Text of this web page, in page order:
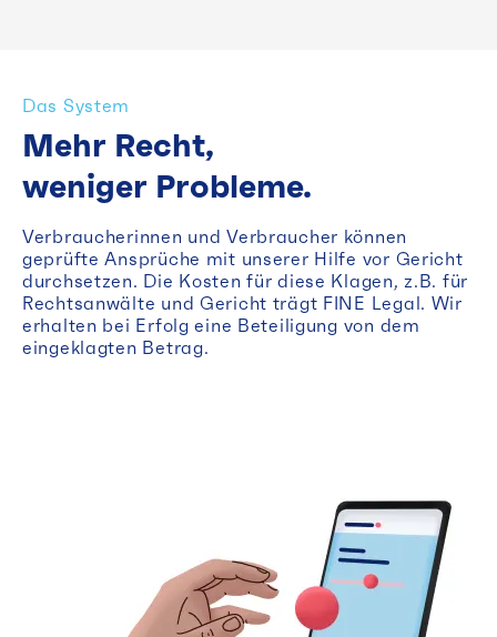
Das System
Mehr Recht,
weniger Probleme.
Verbraucherinnen und Verbraucher können
geprüfte Ansprüche mit unserer Hilfe vor Gericht
durchsetzen. Die Kosten für diese Klagen, z.B. für
Rechtsanwälte und Gericht trägt FINE Legal. Wir
erhalten bei Erfolg eine Beteiligung von dem
eingeklagten Betrag.